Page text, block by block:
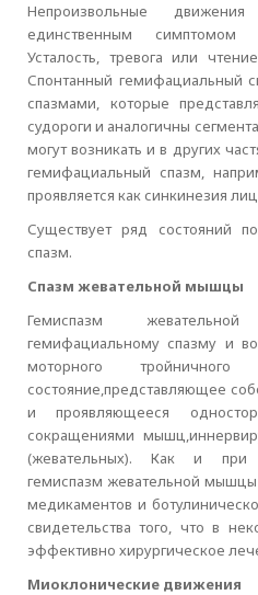
Непроизвольные
единственным симптомом
Усталость, тревога или
Спонтанный гемифациальный
спазмами, которые
судороги и аналогичны
могут возникать и в других
гемифациальный спазм,
проявляется как синкинезия
Существует ряд состояний
спазм.
Спазм жевательной мышцы
Гемиспазм
гемифациальному спазму и
моторного
состояние,представляющее
и проявляющееся
сокращениями
(жевательных). Как и при
гемиспазм жевательной
медикаментов и
свидетельства того, что в
эффективно хирургическое
Миоклонические движения